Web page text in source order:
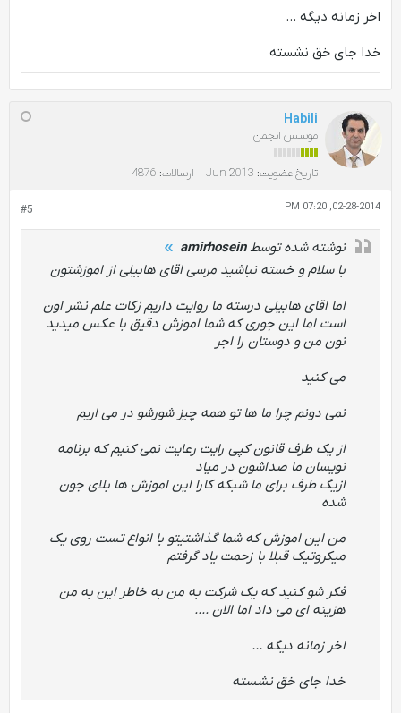
اخر زمانه دیگه ...
خدا جای خق نشسته
Habili
موسس انجمن
تاریخ عضویت: Jun 2013 ارسالات: 4876
#5 02-28-2014, 07:20 PM
نوشته شده توسطamirhosein
با سلام و خسته نباشید مرسی اقای هابیلی از اموزشتون
اما اقای هابیلی درسته ما روایت داریم زکات علم نشر اون
است اما این جوری که شما اموزش دقیق با عکس میدید
نون من و دوستان را اجر
می کنید
نمی دونم چرا ما ها تو همه چیز شورشو در می اریم
از یک طرف قانون کپی رایت رعایت نمی کنیم که برنامه
نویسان ما صداشون در میاد
ازیگ طرف برای ما شبکه کارا این اموزش ها بلای جون
شده
من این اموزش که شما گذاشتیتو با انواع تست روی یک
میکروتیک قبلا با زحمت یاد گرفتم
فکر شو کنید که یک شرکت به من به خاطر این به من
هزینه ای می داد اما الان ....
اخر زمانه دیگه ...
خدا جای خق نشسته